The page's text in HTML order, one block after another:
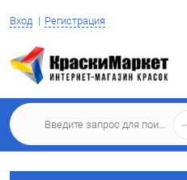
Вход Регистрация